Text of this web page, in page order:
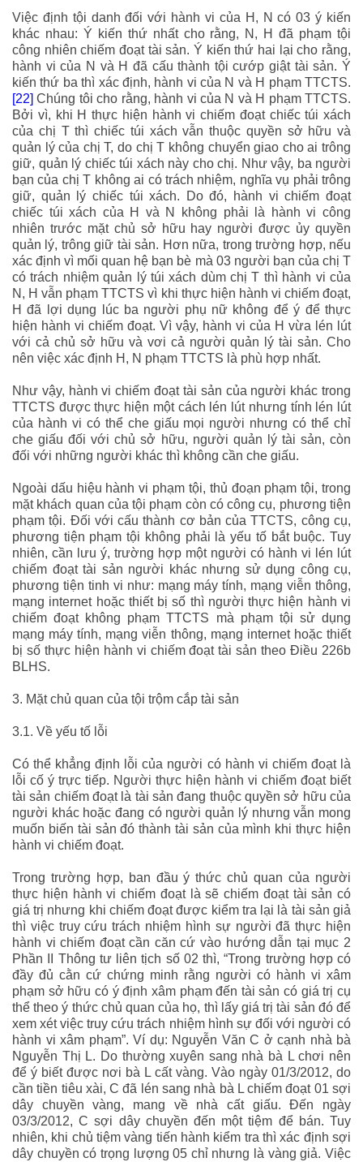
Việc định tội danh đối với hành vi của H, N có 03 ý kiến
khác nhau: Ý kiến thứ nhất cho rằng, N, H đã phạm tội
công nhiên chiếm đoạt tài sản. Ý kiến thứ hai lại cho rằng,
hành vi của N và H đã cấu thành tội cướp giật tài sản. Ý
kiến thứ ba thì xác định, hành vi của N và H phạm TTCTS.
[22] Chúng tôi cho rằng, hành vi của N và H phạm TTCTS.
Bởi vì, khi H thực hiện hành vi chiếm đoạt chiếc túi xách
của chị T thì chiếc túi xách vẫn thuộc quyền sở hữu và
quản lý của chị T, do chị T không chuyển giao cho ai trông
giữ, quản lý chiếc túi xách này cho chị. Như vậy, ba người
bạn của chị T không ai có trách nhiệm, nghĩa vụ phải trông
giữ, quản lý chiếc túi xách. Do đó, hành vi chiếm đoạt
chiếc túi xách của H và N không phải là hành vi công
nhiên trước mặt chủ sở hữu hay người được ủy quyền
quản lý, trông giữ tài sản. Hơn nữa, trong trường hợp, nếu
xác định vì mối quan hệ bạn bè mà 03 người bạn của chị T
có trách nhiệm quản lý túi xách dùm chị T thì hành vi của
N, H vẫn phạm TTCTS vì khi thực hiện hành vi chiếm đoạt,
H đã lợi dụng lúc ba người phụ nữ không để ý để thực
hiện hành vi chiếm đoạt. Vì vậy, hành vi của H vừa lén lút
với cả chủ sở hữu và vơi cả người quản lý tài sản. Cho
nên việc xác định H, N phạm TTCTS là phù hợp nhất.
Như vậy, hành vi chiếm đoạt tài sản của người khác trong
TTCTS được thực hiện một cách lén lút nhưng tính lén lút
của hành vi có thể che giấu mọi người nhưng có thể chỉ
che giấu đối với chủ sở hữu, người quản lý tài sản, còn
đối với những người khác thì không cần che giấu.
Ngoài dấu hiệu hành vi phạm tội, thủ đoạn phạm tội, trong
mặt khách quan của tội phạm còn có công cụ, phương tiện
phạm tội. Đối với cấu thành cơ bản của TTCTS, công cụ,
phương tiện phạm tội không phải là yếu tố bắt buộc. Tuy
nhiên, cần lưu ý, trường hợp một người có hành vi lén lút
chiếm đoạt tài sản người khác nhưng sử dụng công cụ,
phương tiện tinh vi như: mạng máy tính, mạng viễn thông,
mạng internet hoặc thiết bị số thì người thực hiện hành vi
chiếm đoạt không phạm TTCTS mà phạm tội sử dụng
mạng máy tính, mạng viễn thông, mạng internet hoặc thiết
bị số thực hiện hành vi chiếm đoạt tài sản theo Điều 226b
BLHS.
3. Mặt chủ quan của tội trộm cắp tài sản
3.1. Về yếu tố lỗi
Có thể khẳng định lỗi của người có hành vi chiếm đoạt là
lỗi cố ý trực tiếp. Người thực hiện hành vi chiếm đoạt biết
tài sản chiếm đoạt là tài sản đang thuộc quyền sở hữu của
người khác hoặc đang có người quản lý nhưng vẫn mong
muốn biến tài sản đó thành tài sản của mình khi thực hiện
hành vi chiếm đoạt.
Trong trường hợp, ban đầu ý thức chủ quan của người
thực hiện hành vi chiếm đoạt là sẽ chiếm đoạt tài sản có
giá trị nhưng khi chiếm đoạt được kiểm tra lại là tài sản giả
thì việc truy cứu trách nhiệm hình sự người đã thực hiện
hành vi chiếm đoạt cần căn cứ vào hướng dẫn tại mục 2
Phần II Thông tư liên tịch số 02 thì, “Trong trường hợp có
đầy đủ cằn cứ chứng minh rằng người có hành vi xâm
phạm sở hữu có ý định xâm phạm đến tài sản có giá trị cụ
thể theo ý thức chủ quan của họ, thì lấy giá trị tài sản đó để
xem xét việc truy cứu trách nhiệm hình sự đối với người có
hành vi xâm phạm”. Ví dụ: Nguyễn Văn C ở cạnh nhà bà
Nguyễn Thị L. Do thường xuyên sang nhà bà L chơi nên
để ý biết được nơi bà L cất vàng. Vào ngày 01/3/2012, do
cần tiền tiêu xài, C đã lén sang nhà bà L chiếm đoạt 01 sợi
dây chuyền vàng, mang về nhà cất giấu. Đến ngày
03/3/2012, C sợi dây chuyền đến một tiệm để bán. Tuy
nhiên, khi chủ tiệm vàng tiến hành kiểm tra thì xác định sợi
dây chuyền có trọng lượng 05 chỉ nhưng là vàng giả. Việc